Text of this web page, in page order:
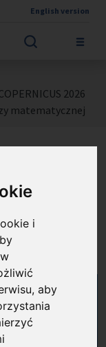
i
,aby
English version
2026
matematycznej
2026
w